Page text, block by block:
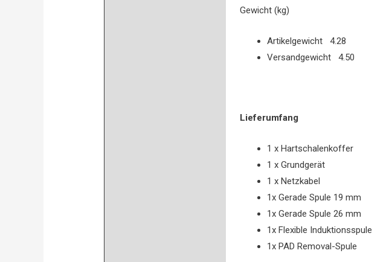
Gewicht (kg)
Artikelgewicht 4.28
Versandgewicht 4.50
Lieferumfang
1 x Hartschalenkoffer
1 x Grundgerät
1 x Netzkabel
1x Gerade Spule 19 mm
1x Gerade Spule 26 mm
1x Flexible Induktionsspule
1x PAD Removal-Spule